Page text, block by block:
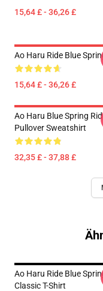
15,64 £ - 36,26 £
Ao Haru Ride Blue
15,64 £ - 36,26 £
Ao Haru Blue Spring
Pullover Sweatshirt
32,35 £ - 37,88 £
Ao Haru Ride Blue
Classic T-Shirt